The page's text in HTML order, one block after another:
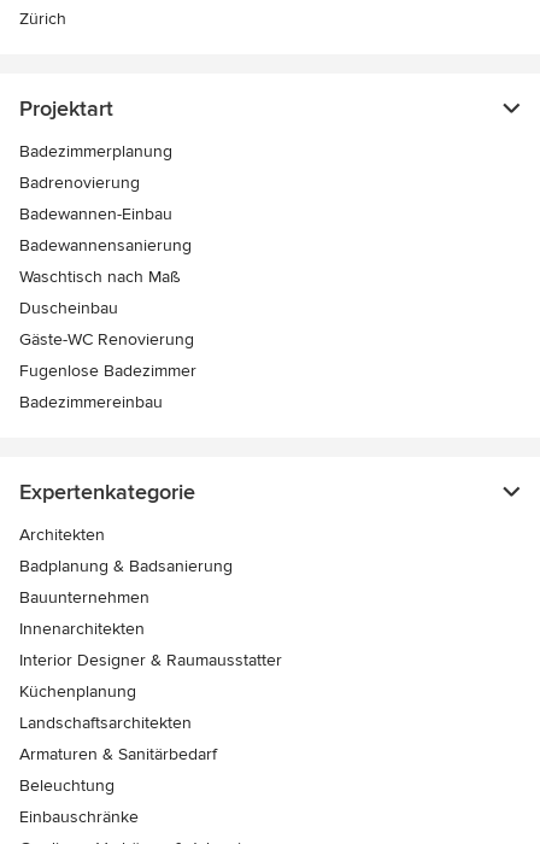
Zürich
Projektart
Badezimmerplanung
Badrenovierung
Badewannen-Einbau
Badewannensanierung
Waschtisch nach Maß
Duscheinbau
Gäste-WC Renovierung
Fugenlose Badezimmer
Badezimmereinbau
Expertenkategorie
Architekten
Badplanung & Badsanierung
Bauunternehmen
Innenarchitekten
Interior Designer & Raumausstatter
Küchenplanung
Landschaftsarchitekten
Armaturen & Sanitärbedarf
Beleuchtung
Einbauschränke